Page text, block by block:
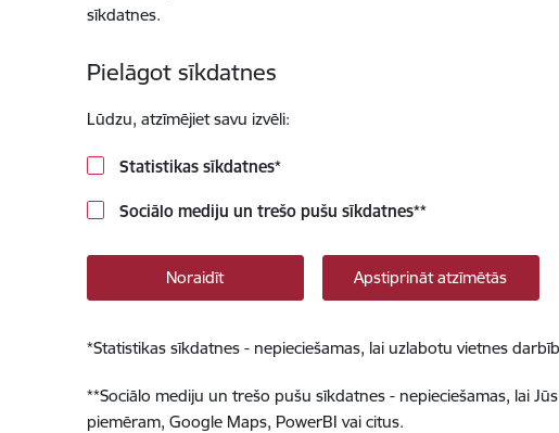
sīkdatnes.
Pielāgot sīkdatnes
Lūdzu, atzīmējiet savu izvēli:
Statistikas sīkdatnes*
Sociālo mediju un trešo pušu sīkdatnes**
Noraidīt Apstiprināt atzīmētās
*Statistikas sīkdatnes - nepieciešamas, lai uzlabotu vietnes
**Sociālo mediju un trešo pušu sīkdatnes - nepieciešamas, lai
piemēram, Google Maps, PowerBI vai citus.